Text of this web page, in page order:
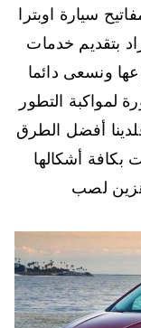
سيارة اوبترا
بتقديم خدمات
ونسعى دائما
لمواكبة التطور
أفضل الطرق
بكافة أشكالها
لصب